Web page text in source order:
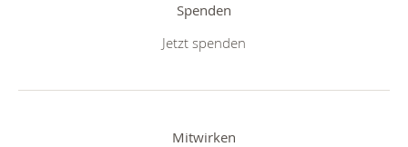
Spenden
Jetzt spenden
Mitwirken